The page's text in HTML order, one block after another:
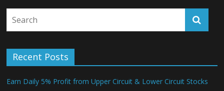
Recent Posts
Earn Daily 5% Profit from Upper Circuit & Lower Circuit Stocks